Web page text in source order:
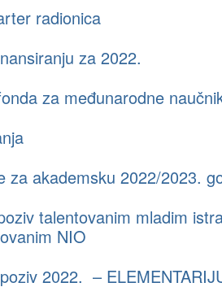
radionica
za 2022.
za međunarodne
za akademsku 2022/2023.
talentovanim mladim
NIO
2022. –